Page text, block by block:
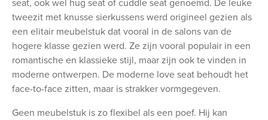
seat, ook wel hug seat of cuddle seat genoemd. De leuke
tweezit met knusse sierkussens werd origineel gezien als
een elitair meubelstuk dat vooral in de salons van de
hogere klasse gezien werd. Ze zijn vooral populair in een
romantische en klassieke stijl, maar zijn ook te vinden in
moderne ontwerpen. De moderne love seat behoudt het
face-to-face zitten, maar is strakker vormgegeven.
Geen meubelstuk is zo flexibel als een poef. Hij kan